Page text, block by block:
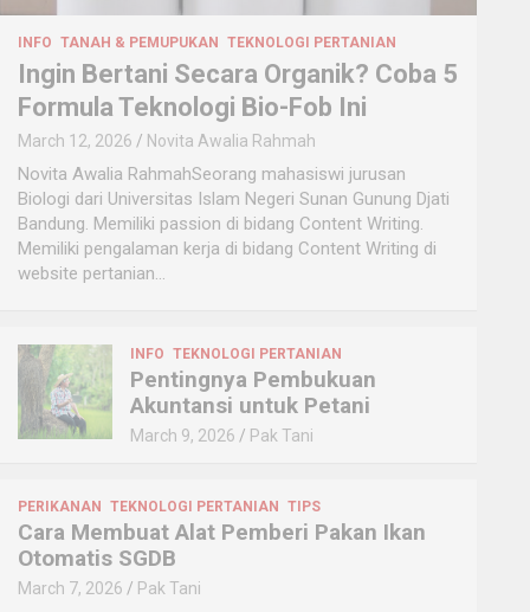
INFO TANAH & PEMUPUKAN TEKNOLOGI PERTANIAN
Ingin Bertani Secara Organik? Coba 5
Formula Teknologi Bio-Fob Ini
March 12, 2026 Novita Awalia Rahmah
Novita Awalia RahmahSeorang mahasiswi jurusan
Biologi dari Universitas Islam Negeri Sunan Gunung Djati
Bandung. Memiliki passion di bidang Content Writing.
Memiliki pengalaman kerja di bidang Content Writing di
website pertanian…
INFO TEKNOLOGI PERTANIAN
Pentingnya Pembukuan
Akuntansi untuk Petani
March 9, 2026 Pak Tani
PERIKANAN TEKNOLOGI PERTANIAN TIPS
Cara Membuat Alat Pemberi Pakan Ikan
Otomatis SGDB
March 7, 2026 Pak Tani